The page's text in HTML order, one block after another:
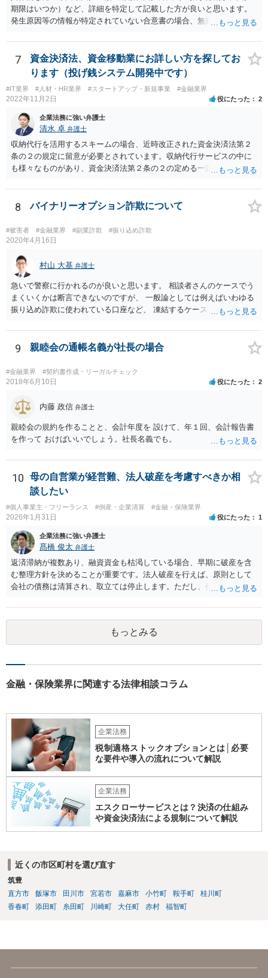
期限はいつか）など、詳細を特定して記載した方が良いと思います。
発生原因等の情報が特定されていない合意書の場合、無効になるリス
項など、合意書に記載した方が良い文言もありますので、ご注意され
た方が良いです。 合意書など法的な書面は文言によって効果が変わり
得るので、弁護士にご事情を伝えて直接相談、合意書の作成を依頼す
ることをお勧めいたします。
7
資金決済法、資金移動業にお詳しい方を探してお
ります（投げ銭システム開発中です）
#IT業界 #人材・HR業界 #スタートアップ・新規事業 #金融業界
2022年11月2日 役にたった 2
企業法務に強い弁護士
清水 卓 弁護士
収納代行を活用するスキームの場合、近時改正された資金決済法第２
条の２の規定に留意が必要とされています。収納代行サービスの中に
も様々なものがあり、資金決済法第２条の２の定める一定の要件（内
ことが明らかにされました。 この資金決済法第２条の２の定める一
定の要件（内閣府令で定める要件も含む）については、該当条文を見
るだけではなかなか理解し難いところがあるかと思いますし、この掲
示板で回答するには限界がありますので、この分野に詳しそうな弁護
士の方に直接相談なさってみて下さい。 （資金決済法） 第二条の二
の委託、受取人からの金銭債権の譲受けその他これらに類する方法に
より、当該金銭債権に係る債務者又は当該債務者からの委託（二以上
の段階にわたる委託を含む。）その他これに類する方法により支払を
行う者から弁済として資金を受け入れ、又は他の者に受け入れさせ、
当該受取人に当該資金を移動させる行為（当該資金を当該受取人に交
く。）であることその他の内閣府令で定める要件を満たすものは、為
8 バイナリーオプション詐欺について
#被害者 #金融業界 #副業詐欺 #振り込め詐欺
2020年4月16日
村山 大基 弁護士
急いで警察に行かれるのが良いと思います。 相談者さんのケースでう
まくいくかは断言できないのですが、 一般論としては例えばいわゆる
振り込め詐欺に使われている口座など、 凍結するケースもありますの
9 親睦会の通帳名義が社長の場合
#金融業界 #契約書作成・リーガルチェック
2018年6月10日 役にたった 2
内藤 政信 弁護士
親睦会の規約を作ることと、会計年度を 設けて、年１回、会計報告書
を作って おけばいいでしょう。社長名義でも。
10
母の自営業が経営難、法人破産を考慮すべきか相
談したい
#個人事業主・フリーランス #倒産・企業清算 #金融・保険業界
2026年1月31日 役にたった 1
企業法務に強い弁護士
髙橋 俊太 弁護士
返済滞納が複数あり、融資資金も枯渇している場合、早期に破産を含
む整理方針を決めることが重要です。法人破産を行えば、原則として
会社の債務は清算され、取立ては停止します。ただし、代表者が連帯
ことが多いです。放置すると責任が拡大しやすいため、北海道の法律
事務所で法人破産の実績があるところを探して速やかに相談をして、
資金繰り・雇用・保証の有無を整理した上で進めるのが安全です。イ
ンターネットやココナラだけでなく、北海道の弁護士会などを頼りに
もっとみる
金融・保険業界に関連する法律相談コラム
企業法務
税制適格ストックオプションとは│必要
な要件や導入の流れについて解説
企業法務
エスクローサービスとは？決済の仕組み
や資金決済法による規制について解説
近くの市区町村を選び直す
筑豊
直方市
飯塚市 田川市 宮若市 嘉麻市 小竹町 鞍手町
桂川町
香春町
添田町 糸田町 川崎町 大任町 赤村 福智町